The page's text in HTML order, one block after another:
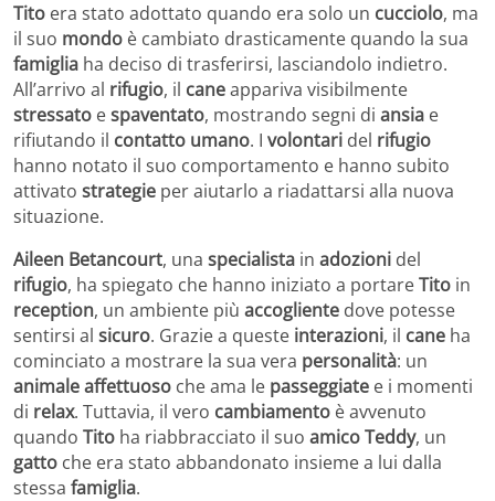
Tito era stato adottato quando era solo un cucciolo, ma
il suo mondo è cambiato drasticamente quando la sua
famiglia ha deciso di trasferirsi, lasciandolo indietro.
All’arrivo al rifugio, il caneappariva visibilmente
stressato espaventato, mostrando segni di ansia e
rifiutando il contatto umano. I volontari del rifugio
hanno notato il suo comportamento e hanno subito
attivato strategie per aiutarlo a riadattarsi alla nuova
situazione.
Aileen Betancourt, una specialista in adozioni del
rifugio, ha spiegato che hanno iniziato a portareTito in
reception, un ambiente più accogliente dove potesse
sentirsi al sicuro. Grazie a queste interazioni, il cane ha
cominciato a mostrare la sua vera personalità: un
animale affettuoso che ama le passeggiate e i momenti
di relax. Tuttavia, il vero cambiamento è avvenuto
quando Tito ha riabbracciato il suo amicoTeddy, un
gatto che era stato abbandonato insieme a lui dalla
stessa famiglia.